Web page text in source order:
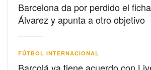
Barcelona da por perdido el
Álvarez y apunta a otro objetivo
FÚTBOL INTERNACIONAL